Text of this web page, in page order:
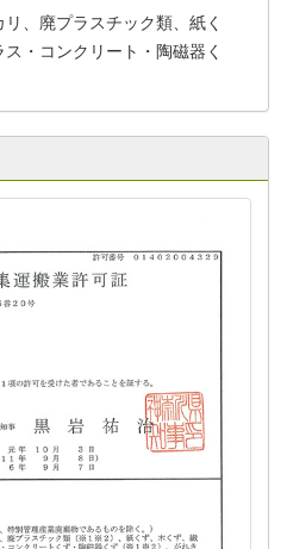
、廃プラスチック類、紙く
・コンクリート・陶磁器く